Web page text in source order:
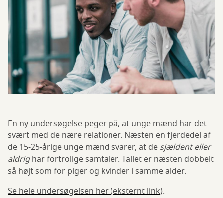
En ny undersøgelse peger på, at unge mænd har det
svært med de nære relationer. Næsten en fjerdedel af
de 15-25-årige unge mænd svarer, at de sjældent eller
aldrighar fortrolige samtaler. Tallet er næsten dobbelt
så højt som for piger og kvinder i samme alder.
Se hele undersøgelsen her (eksternt link).